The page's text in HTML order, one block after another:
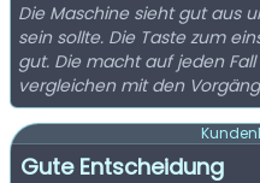
Die Maschine sieht gut aus
sein sollte. Die Taste zum
gut. Die macht auf jeden
vergleichen mit den
Gute Entscheidung